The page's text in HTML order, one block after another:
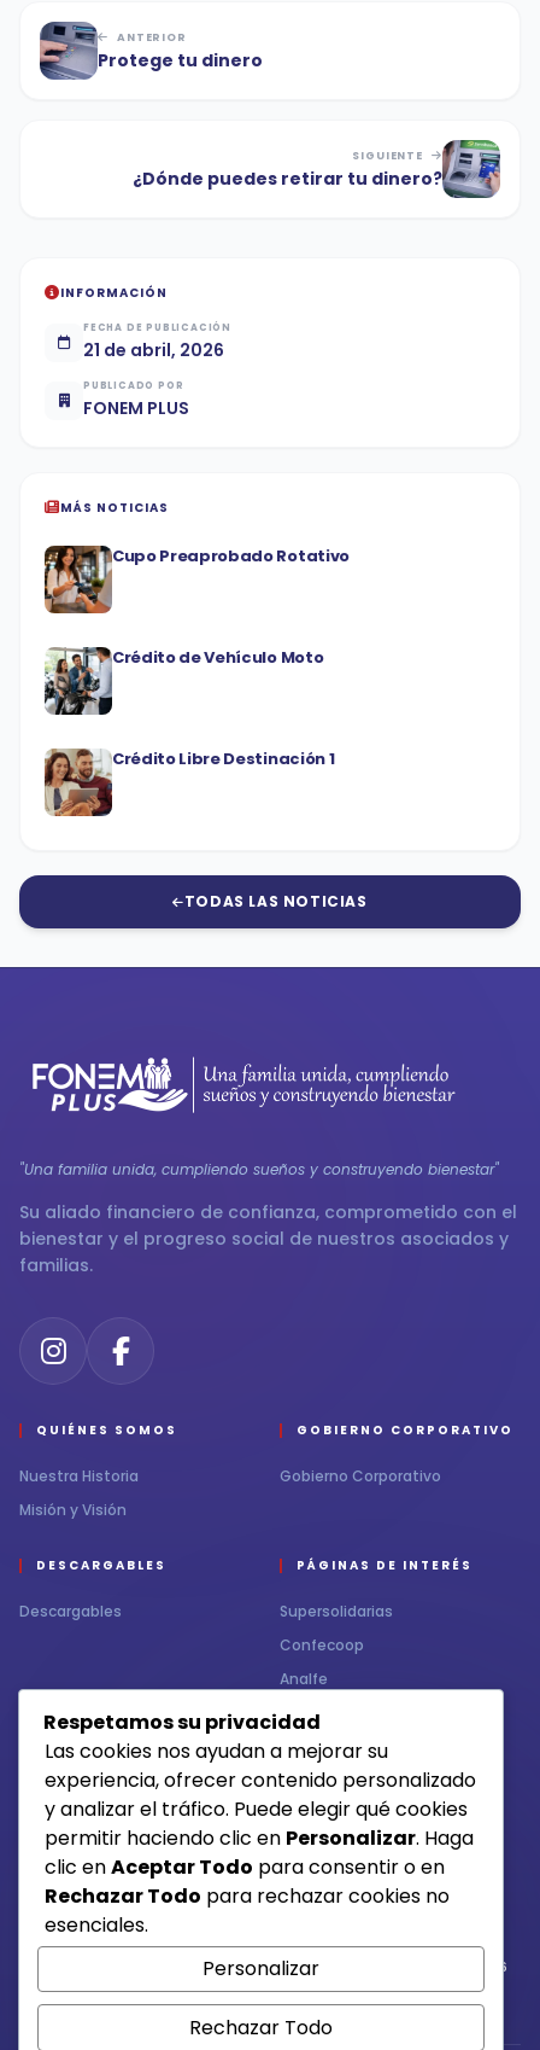
ANTERIOR
Protege tu dinero
SIGUIENTE
¿Dónde puedes retirar tu dinero?
INFORMACIÓN
FECHA DE PUBLICACIÓN
21 de abril, 2026
PUBLICADO POR
FONEM PLUS
MÁS NOTICIAS
Cupo Preaprobado Rotativo
Crédito de Vehículo Moto
Crédito Libre Destinación 1
TODAS LAS NOTICIAS
"Una familia unida, cumpliendo sueños y construyendo bienestar"
Su aliado financiero de confianza, comprometido con el
bienestar y el progreso social de nuestros asociados y
familias.
QUIÉNES SOMOS
Nuestra Historia
Misión y Visión
GOBIERNO CORPORATIVO
Gobierno Corporativo
DESCARGABLES
Descargables
PÁGINAS DE INTERÉS
Supersolidarias
Confecoop
Analfe
CONTÁCTENOS
Contacto
MEDIOS DE RECAUDO
Si tienes alguna duda, comunícate con la línea 6684015 /6684016
3217003641
Respetamos su privacidad
Las cookies nos ayudan a mejorar su
experiencia, ofrecer contenido personalizado
y analizar el tráfico. Puede elegir qué cookies
permitir haciendo clic en Personalizar. Haga
clic enAceptar Todo para consentir o en
Rechazar Todo para rechazar cookies no
esenciales.
Personalizar
Rechazar Todo